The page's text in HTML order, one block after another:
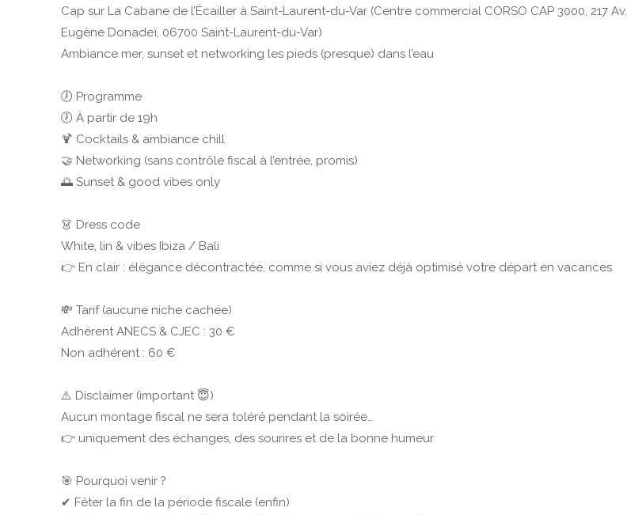
Cap sur La Cabane de l’Écailler à Saint-Laurent-du-Var (Centre commercial CORSO CAP 3000, 217 Av.
Eugène Donadeï, 06700 Saint-Laurent-du-Var)
Ambiance mer, sunset et networking les pieds (presque) dans l’eau
🕖 Programme
🕖 À partir de 19h
🍹 Cocktails & ambiance chill
🤝 Networking (sans contrôle fiscal à l’entrée, promis)
🌅 Sunset & good vibes only
👗 Dress code
White, lin & vibes Ibiza / Bali
👉 En clair : élégance décontractée, comme si vous aviez déjà optimisé votre départ en vacances
💸 Tarif (aucune niche cachée)
Adhérent ANECS & CJEC : 30 €
Non adhérent : 60 €
⚠️ Disclaimer (important 😇)
Aucun montage fiscal ne sera toléré pendant la soirée…
👉 uniquement des échanges, des sourires et de la bonne humeur
🎯 Pourquoi venir ?
✔ Fêter la fin de la période fiscale (enfin)